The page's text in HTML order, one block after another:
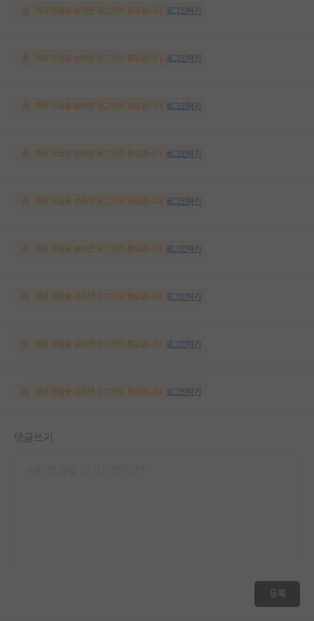
해당 댓글을 보려면 로그인이 필요합니다. 로그인하기
해당 댓글을 보려면 로그인이 필요합니다. 로그인하기
해당 댓글을 보려면 로그인이 필요합니다. 로그인하기
해당 댓글을 보려면 로그인이 필요합니다. 로그인하기
해당 댓글을 보려면 로그인이 필요합니다. 로그인하기
해당 댓글을 보려면 로그인이 필요합니다. 로그인하기
해당 댓글을 보려면 로그인이 필요합니다. 로그인하기
해당 댓글을 보려면 로그인이 필요합니다. 로그인하기
해당 댓글을 보려면 로그인이 필요합니다. 로그인하기
댓글쓰기
등록